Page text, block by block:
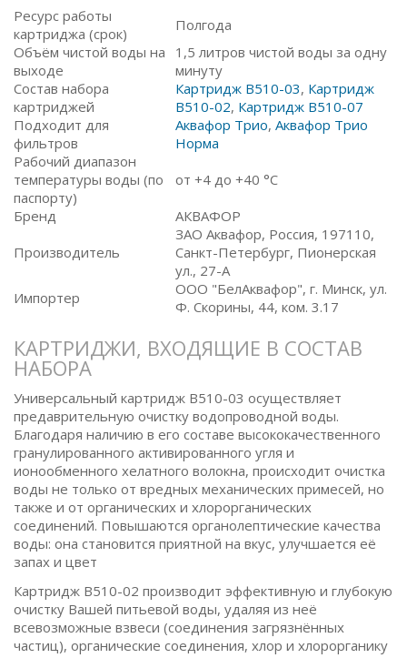
Ресурс работы
картриджа (срок)
Полгода
Объём чистой воды на
выходе
1,5 литров чистой воды за одну
минуту
Состав набора
картриджей
Картридж B510-03, Картридж
B510-02, Картридж B510-07
Подходит для
фильтров
Аквафор Трио, Аквафор Трио
Норма
Рабочий диапазон
температуры воды (по
паспорту)
от +4 до +40 °C
Бренд
АКВАФОР
Производитель
ЗАО Аквафор, Россия, 197110,
Санкт-Петербург, Пионерская
ул., 27-А
Импортер
ООО "БелАквафор", г. Минск, ул.
Ф. Скорины, 44, ком. 3.17
КАРТРИДЖИ, ВХОДЯЩИЕ В СОСТАВ
НАБОРА
Универсальный картридж B510-03 осуществляет
предаврительную очистку водопроводной воды.
Благодаря наличию в его составе высококачественного
гранулированного активированного угля и
ионообменного хелатного волокна, происходит очистка
воды не только от вредных механических примесей, но
также и от органических и хлорорганических
соединений. Повышаются органолептические качества
воды: она становится приятной на вкус, улучшается её
запах и цвет
Картридж B510-02 производит эффективную и глубокую
очистку Вашей питьевой воды, удаляя из неё
всевозможные взвеси (соединения загрязнённых
частиц), органические соединения, хлор и хлорорганику